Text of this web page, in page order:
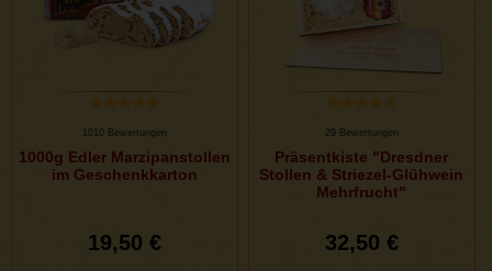
1010 Bewertungen
1000g Edler Marzipanstollen
im Geschenkkarton
19,50 €
29 Bewertungen
Präsentkiste "Dresdner
Stollen & Striezel-Glühwein
Mehrfrucht"
32,50 €